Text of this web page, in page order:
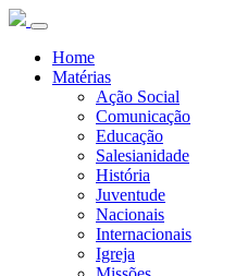
Home
Matérias
Ação Social
Comunicação
Educação
Salesianidade
História
Juventude
Nacionais
Internacionais
Igreja